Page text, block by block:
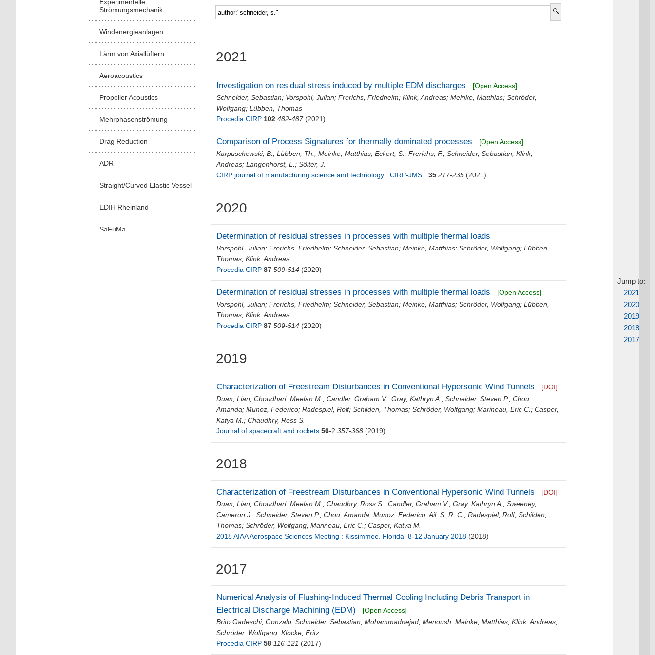
Experimentelle
Strömungsmechanik
Windenergieanlagen
Lärm von Axiallüftern
Aeroacoustics
Propeller Acoustics
Mehrphasenströmung
Drag Reduction
ADR
Straight/Curved Elastic Vessel
EDIH Rheinland
SaFuMa
Jump to:
2021
2020
2019
2018
2017
2021
Investigation on residual stress induced by multiple EDM discharges
[Open Access]
Schneider, Sebastian; Vorspohl, Julian;Frerichs, Friedhelm;Klink, Andreas;Meinke, Matthias;Schröder,
Wolfgang;Lübben, Thomas
Procedia CIRP 102 482-487(2021)
Comparison of Process Signatures for thermally dominated processes
[Open Access]
Karpuschewski, B. ;Lübben, Th. ;Meinke, Matthias;Eckert, S. ;Frerichs, F. ;Schneider, Sebastian;Klink,
Andreas;Langenhorst, L. ;Sölter, J.
CIRP journal of manufacturing science and technology : CIRP-JMST 35 217-235 (2021)
2020
Determination of residual stresses in processes with multiple thermal loads
Vorspohl, Julian;Frerichs, Friedhelm;Schneider, Sebastian;Meinke, Matthias;Schröder, Wolfgang;Lübben,
Thomas;Klink, Andreas
Procedia CIRP 87 509-514 (2020)
Determination of residual stresses in processes with multiple thermal loads
[Open Access]
Vorspohl, Julian;Frerichs, Friedhelm;Schneider, Sebastian;Meinke, Matthias;Schröder, Wolfgang;Lübben,
Thomas;Klink, Andreas
Procedia CIRP 87 509-514 (2020)
2019
Characterization of Freestream Disturbances in Conventional Hypersonic Wind Tunnels
[DOI]
Duan, Lian;Choudhari, Meelan M.;Candler, Graham V.;Gray, Kathryn A.;Schneider, Steven P.;Chou,
Amanda;Munoz, Federico;Radespiel, Rolf;Schilden, Thomas;Schröder, Wolfgang;Marineau, Eric C.;Casper,
Katya M.;Chaudhry, Ross S.
Journal of spacecraft and rockets 56-2 357-368 (2019)
2018
Characterization of Freestream Disturbances in Conventional Hypersonic Wind Tunnels
[DOI]
Duan, Lian;Choudhari, Meelan M.;Chaudhry, Ross S.;Candler, Graham V.;Gray, Kathryn A.;Sweeney,
Cameron J.;Schneider, Steven P.;Chou, Amanda;Munoz, Federico;Ail, S. R. C.;Radespiel, Rolf;Schilden,
Thomas;Schröder, Wolfgang;Marineau, Eric C.;Casper, Katya M.
2018 AIAA Aerospace Sciences Meeting : Kissimmee, Florida, 8-12 January 2018 (2018)
2017
Numerical Analysis of Flushing-Induced Thermal Cooling Including Debris Transport in
Electrical Discharge Machining (EDM)
[Open Access]
Brito Gadeschi, Gonzalo;Schneider, Sebastian;Mohammadnejad, Menoush;Meinke, Matthias;Klink, Andreas;
Schröder, Wolfgang;Klocke, Fritz
Procedia CIRP 58 116-121 (2017)